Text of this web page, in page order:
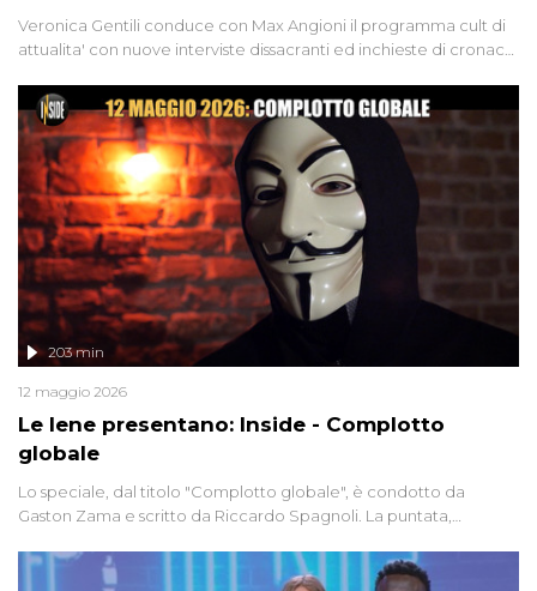
Veronica Gentili conduce con Max Angioni il programma cult di
attualita' con nuove interviste dissacranti ed inchieste di cronaca
Le Iene presentano: Inside - Complotto
globale
203 min
12 maggio 2026
Lo speciale, dal titolo "Complotto globale", è condotto da
Gaston Zama e scritto da Riccardo Spagnoli. La puntata,
racconta l'universo delle narrazioni alternative, dei sospetti